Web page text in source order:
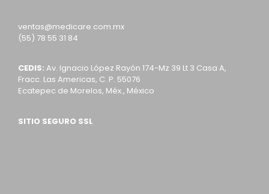
ventas@medicare.com.mx
(55) 78 55 31 84
CEDIS: Av. Ignacio López Rayón 174-Mz 39 Lt 3 Casa A,
Fracc. Las Americas, C. P. 55076
Ecatepec de Morelos, Méx., México
SITIO SEGURO SSL